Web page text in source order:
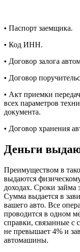
• Паспорт заемщика.
• Код ИНН.
• Договор залога
• Договор
• Акт приемки
всех параметров
документа.
• Договор хранения
Деньги
Преимуществом в
выдаются
доходах. Сроки займа
Сумма выдается в
вашего авто. Все
проводится в одном
справки, связанные с
не превышает 4% и
автомашины.